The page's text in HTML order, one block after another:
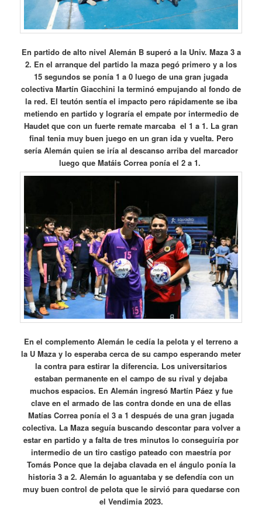
En partido de alto nivel Alemán B superó a la Univ. Maza 3 a
2. En el arranque del partido la maza pegó primero y a los
15 segundos se ponía 1 a 0 luego de una gran jugada
colectiva Martín Giacchini la terminó empujando al fondo de
la red. El teutón sentía el impacto pero rápidamente se iba
metiendo en partido y lograría el empate por intermedio de
Haudet que con un fuerte remate marcaba el 1 a 1. La gran
final tenia muy buen juego en un gran ida y vuelta. Pero
sería Alemán quien se iría al descanso arriba del marcador
luego que Matáis Correa ponía el 2 a 1.
En el complemento Alemán le cedía la pelota y el terreno a
la U Maza y lo esperaba cerca de su campo esperando meter
la contra para estirar la diferencia. Los universitarios
estaban permanente en el campo de su rival y dejaba
muchos espacios. En Alemán ingresó Martín Páez y fue
clave en el armado de las contra donde en una de ellas
Matías Correa ponía el 3 a 1 después de una gran jugada
colectiva. La Maza seguía buscando descontar para volver a
estar en partido y a falta de tres minutos lo conseguiría por
intermedio de un tiro castigo pateado con maestría por
Tomás Ponce que la dejaba clavada en el ángulo ponía la
historia 3 a 2. Alemán lo aguantaba y se defendía con un
muy buen control de pelota que le sirvió para quedarse con
el Vendimia 2023.